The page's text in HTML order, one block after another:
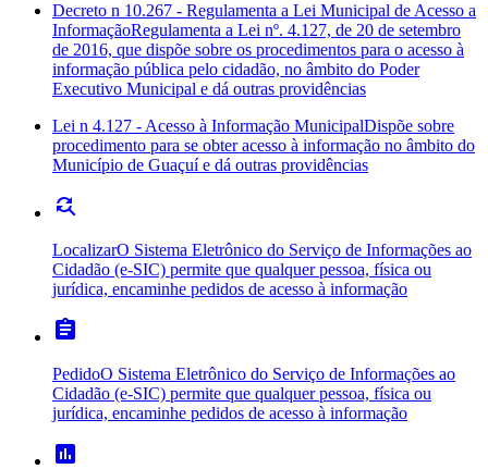
Decreto n 10.267 - Regulamenta a Lei Municipal de Acesso a
InformaçãoRegulamenta a Lei nº. 4.127, de 20 de setembro
de 2016, que dispõe sobre os procedimentos para o acesso à
informação pública pelo cidadão, no âmbito do Poder
Executivo Municipal e dá outras providências
Lei n 4.127 - Acesso à Informação MunicipalDispõe sobre
procedimento para se obter acesso à informação no âmbito do
Município de Guaçuí e dá outras providências
find_replace
LocalizarO Sistema Eletrônico do Serviço de Informações ao
Cidadão (e-SIC) permite que qualquer pessoa, física ou
jurídica, encaminhe pedidos de acesso à informação
assignment
PedidoO Sistema Eletrônico do Serviço de Informações ao
Cidadão (e-SIC) permite que qualquer pessoa, física ou
jurídica, encaminhe pedidos de acesso à informação
poll